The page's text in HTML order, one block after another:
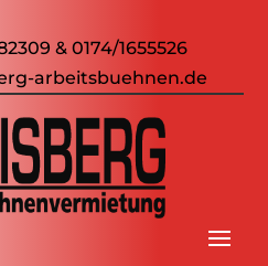
& 0174/1655526
arbeitsbuehnen.de